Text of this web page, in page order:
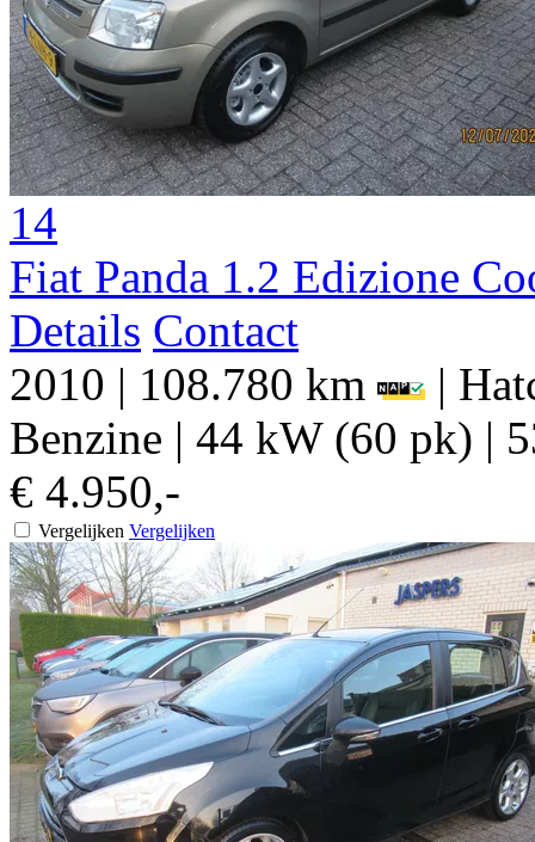
14
Fiat Panda 1.2 Edizione
Details Contact
2010 | 108.780 km |
Benzine | 44 kW (60 pk) |
€ 4.950,-
Vergelijken Vergelijken